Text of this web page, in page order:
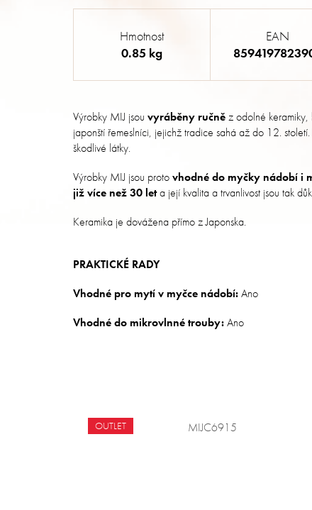
Výrobky MIJ jsou vyráběny ručněz odolné keramiky,
japonští řemeslníci, jejichž tradice sahá až do 12.
škodlivé látky.
Výrobky MIJ jsou protovhodné do myčky nádobí i
již více než 30 leta její kvalita a trvanlivost jsou tak
Keramika je dovážena přímo z Japonska.
PRAKTICKÉ RADY
Vhodné pro mytí v myčce nádobí:Ano
Vhodné do mikrovlnné trouby:Ano
Hmotnost
0.85 kg
EAN
OUTLET MIJC6915